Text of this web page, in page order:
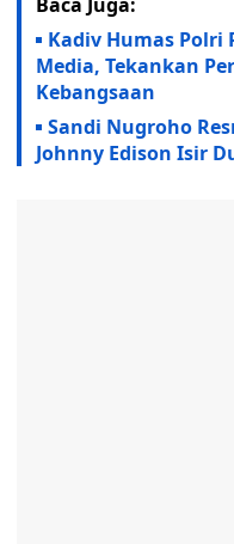
Kadiv Humas Polri
Media, Tekankan
Kebangsaan
Sandi Nugroho
Johnny Edison Isir